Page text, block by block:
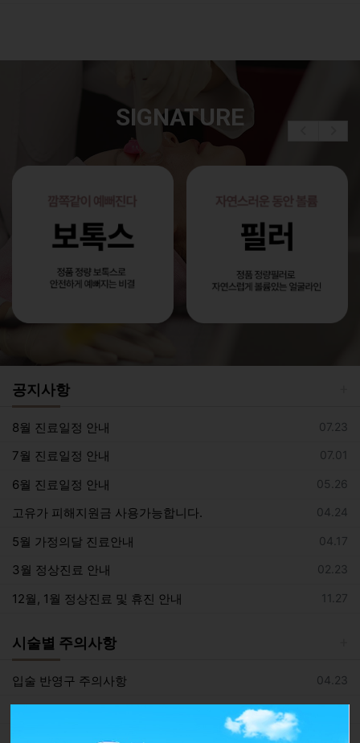
SIGNATURE
공지사항
등록일
07.23
8월 진료일정 안내
등록일
07.01
7월 진료일정 안내
등록일
05.26
6월 진료일정 안내
등록일
04.24
고유가 피해지원금 사용가능합니다.
등록일
04.17
5월 가정의달 진료안내
등록일
02.23
3월 정상진료 안내
등록일
11.27
12월, 1월 정상진료 및 휴진 안내
시술별 주의사항
등록일
04.23
입술 반영구 주의사항
등록일
03.19
아이라인 반영구 주의사항
눈썹 반영구 주의사항